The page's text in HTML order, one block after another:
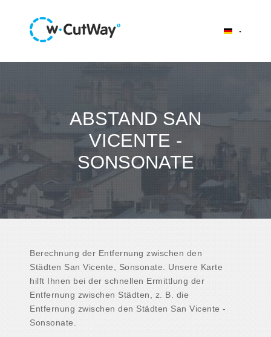
ABSTAND SAN
VICENTE -
SONSONATE
Berechnung der Entfernung zwischen den
Städten San Vicente, Sonsonate. Unsere Karte
hilft Ihnen bei der schnellen Ermittlung der
Entfernung zwischen Städten, z. B. die
Entfernung zwischen den Städten San Vicente -
Sonsonate.